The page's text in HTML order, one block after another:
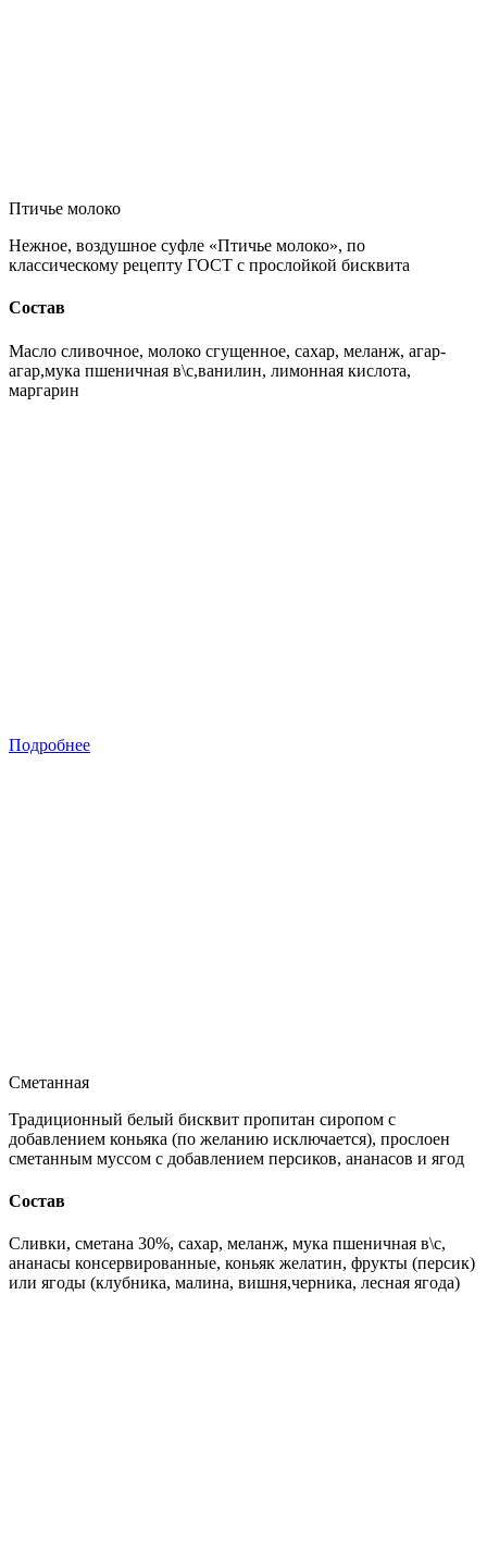
Птичье молоко
Нежное, воздушное суфле «Птичье молоко», по
классическому рецепту ГОСТ с прослойкой бисквита
Состав
Масло сливочное, молоко сгущенное, сахар, меланж, агар-
агар,мука пшеничная в\с,ванилин, лимонная кислота,
маргарин
Подробнее
Сметанная
Традиционный белый бисквит пропитан сиропом с
добавлением коньяка (по желанию исключается), прослоен
сметанным муссом с добавлением персиков, ананасов и ягод
Состав
Сливки, сметана 30%, сахар, меланж, мука пшеничная в\с,
ананасы консервированные, коньяк желатин, фрукты (персик)
или ягоды (клубника, малина, вишня,черника, лесная ягода)